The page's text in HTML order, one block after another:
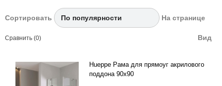
Сортировать На странице
Вид
Сравнить (0)
Hueppe Рама для прямоуг акрилового
поддона 90x90